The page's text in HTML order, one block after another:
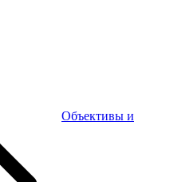
Объективы и